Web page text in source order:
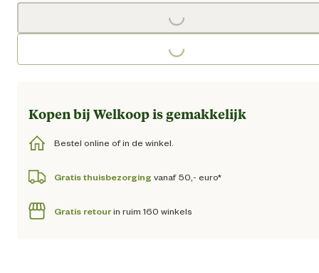
Loading...
Loading...
Kopen bij Welkoop is gemakkelijk
Bestel online of in de winkel.
Gratis thuisbezorging vanaf 50,- euro*
Gratis retourin ruim 160 winkels